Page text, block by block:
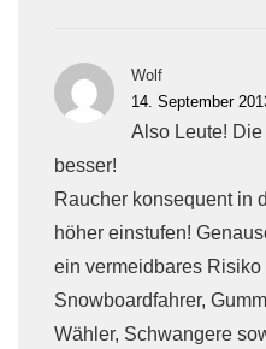
Wolf
14. September
Also Leute!
besser!
Raucher konsequent in
höher einstufen!
ein vermeidbares Risiko
Snowboardfahrer,
Wähler, Schwangere